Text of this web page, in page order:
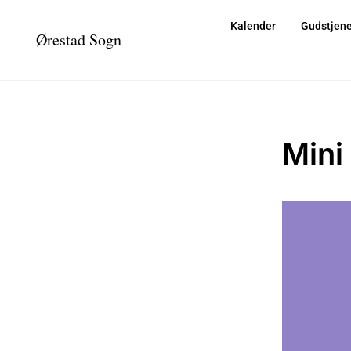
Ørestad Sogn
Kalender